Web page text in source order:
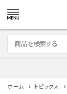
ホーム トピックス